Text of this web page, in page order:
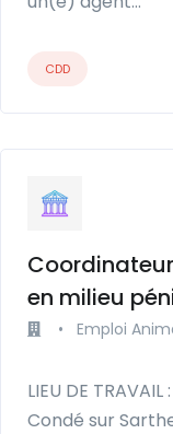
CDD
en milieu
• Emploi
LIEU DE
Condé sur